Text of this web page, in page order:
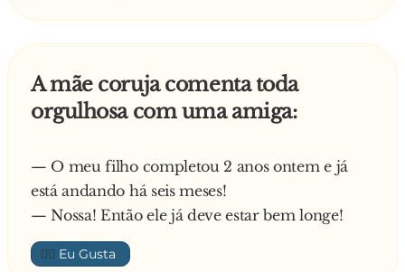
A mãe coruja comenta toda
orgulhosa com uma amiga:
— O meu filho completou 2 anos ontem e já
está andando há seis meses!
— Nossa! Então ele já deve estar bem longe!
👍🏼